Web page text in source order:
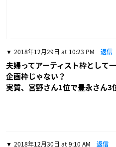
2018年12月29日 at 10:23 PM 返信
夫婦ってアーティスト枠として
企画枠じゃない？
実質、宮野さん1位で豊永さん3
2018年12月30日 at 9:10 AM 返信